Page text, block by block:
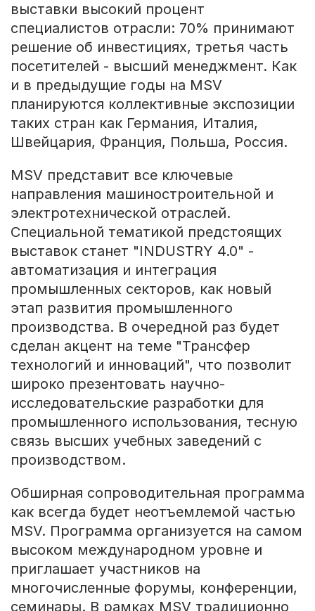
выставки высокий процент
специалистов отрасли: 70% принимают
решение об инвестициях, третья часть
посетителей - высший менеджмент. Как
и в предыдущие годы на MSV
планируются коллективные экспозиции
таких стран как Германия, Италия,
Швейцария, Франция, Польша, Россия.
MSV представит все ключевые
направления машиностроительной и
электротехнической отраслей.
Специальной тематикой предстоящих
выставок станет "INDUSTRY 4.0" -
автоматизация и интеграция
промышленных секторов, как новый
этап развития промышленного
производства. В очередной раз будет
сделан акцент на теме "Трансфер
технологий и инноваций", что позволит
широко презентовать научно-
исследовательские разработки для
промышленного использования, тесную
связь высших учебных заведений с
производством.
Обширная сопроводительная программа
как всегда будет неотъемлемой частью
MSV. Программа организуется на самом
высоком международном уровне и
приглашает участников на
многочисленные форумы, конференции,
семинары. В рамках MSV традиционно